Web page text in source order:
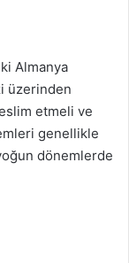
Almanya
üzerinden
etmeli ve
genellikle
dönemlerde